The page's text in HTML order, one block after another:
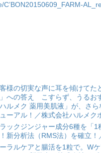
様の切実な声に耳を傾けてた
への答え こすらず、うるお
ハルメク 薬用美肌液」が、さ
ーアル！／株式会社ハルメク
ックジンジャー成分6種を「1
新分析法（RMS法）を確立！
ラルケアと腸活を1粒で。W